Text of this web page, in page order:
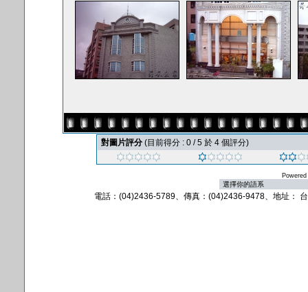
對圖片評分 (目前得分 : 0 / 5 於 4 個評分)
電話：(04)2436-5789、傳真：(04)2436-9478、地址：